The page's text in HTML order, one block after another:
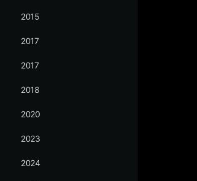
2015
2017
2017
2018
2020
2023
2024